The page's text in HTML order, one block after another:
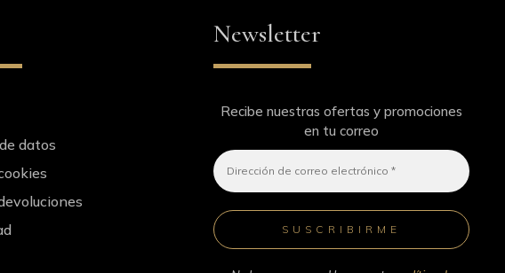
datos
Newsletter
Recibe nuestras ofertas y promociones
en tu correo